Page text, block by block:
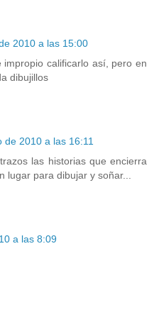
2010 a las 15:00
calificarlo así, pero en
dibujillos
de 2010 a las 16:11
las historias que encierra
lugar para dibujar y soñar...
a las 8:09